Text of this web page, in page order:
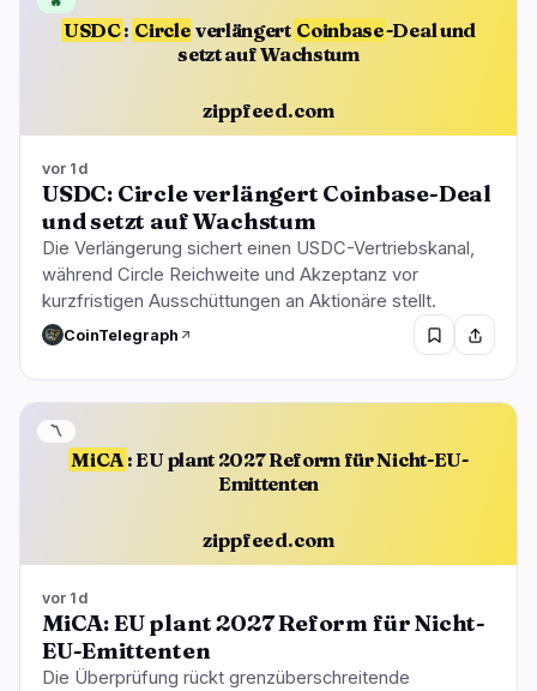
USDC: Circle verlängert Coinbase-Deal und
setzt auf Wachstum
zippfeed.com
vor 1d
USDC: Circle verlängert Coinbase-Deal
und setzt auf Wachstum
Die Verlängerung sichert einen USDC-Vertriebskanal,
während Circle Reichweite und Akzeptanz vor
kurzfristigen Ausschüttungen an Aktionäre stellt.
CoinTelegraph
MiCA : EU plant 2027 Reform für Nicht-EU-
Emittenten
zippfeed.com
〽️
vor 1d
MiCA: EU plant 2027 Reform für Nicht-
EU-Emittenten
Die Überprüfung rückt grenzüberschreitende